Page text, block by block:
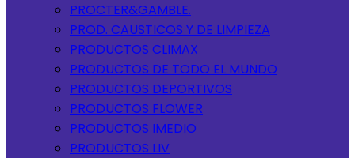
PROCTER&GAMBLE.
PROD. CAUSTICOS Y DE LIMPIEZA
PRODUCTOS CLIMAX
PRODUCTOS DE TODO EL MUNDO
PRODUCTOS DEPORTIVOS
PRODUCTOS FLOWER
PRODUCTOS IMEDIO
PRODUCTOS LIV